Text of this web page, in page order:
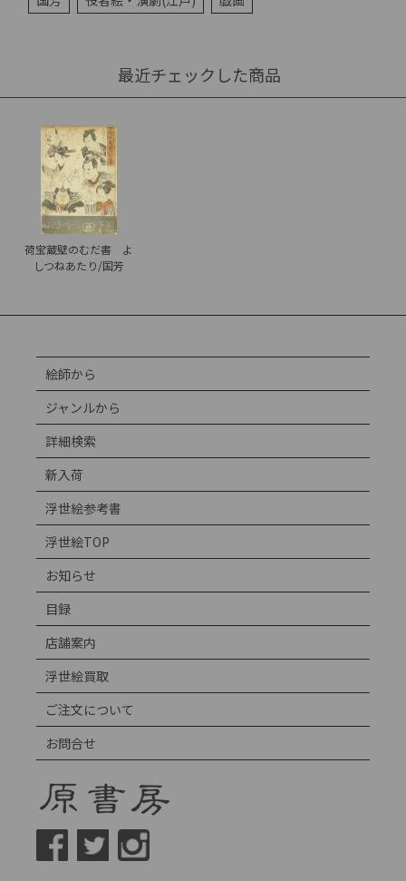
最近チェックした商品
荷宝蔵壁のむだ書 よ
しつねあたり/国芳
絵師から
ジャンルから
詳細検索
新入荷
浮世絵参考書
浮世絵TOP
お知らせ
目録
店舗案内
浮世絵買取
ご注文について
お問合せ